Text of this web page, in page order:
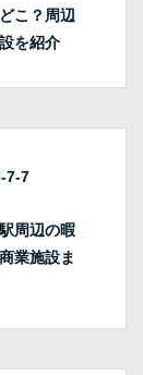
こ？周辺
を紹介
7-7
周辺の暇
業施設ま